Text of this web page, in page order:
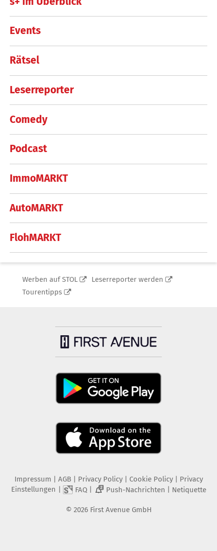
Events
Rätsel
Leserreporter
Comedy
Podcast
ImmoMARKT
AutoMARKT
FlohMARKT
Werben auf STOL
Leserreporter werden
Tourentipps
Impressum | AGB | Privacy Policy| Cookie Policy| Privacy
Einstellungen | FAQ| 2 Push-Nachrichten | Netiquette
© 2026 First Avenue GmbH